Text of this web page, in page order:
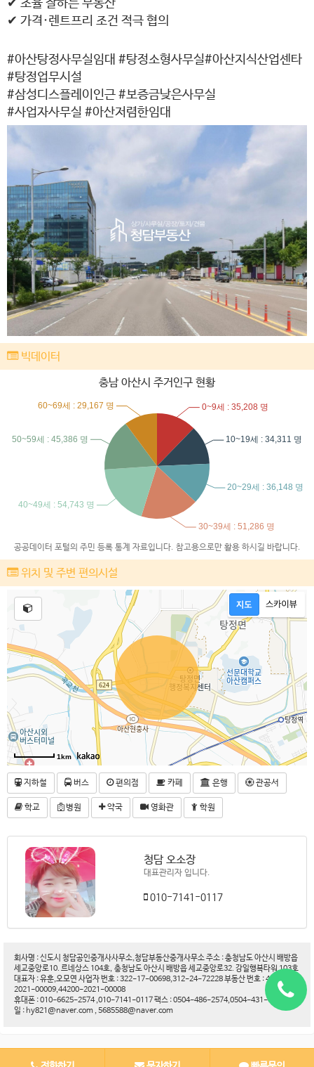
✔ 조율 잘하는 부동산
✔ 가격·렌트프리 조건 적극 협의
#아산탕정사무실임대 #탕정소형사무실#아산지식산업센타
#탕정업무시설
#삼성디스플레이인근 #보증금낮은사무실
#사업자사무실 #아산저렴한임대
빅데이터
충남 아산시 주거인구 현황
공공데이터 포털의 주민 등록 통계 자료입니다. 참고용으로만 활용 하시길 바랍니다.
위치 및 주변 편의시설
1km
지하철 버스 편의점 카페 은행 관공서
학교 병원 약국 영화관 학원
청담 오소장
대표관리자 입니다.
010-7141-0117
회사명 : 신도시 청담공인중개사사무소,청담부동산중개사무소 주소 : 충청남도 아산시 배방읍
세교중앙로10. 르네상스 104호, 충청남도 아산시 배방읍 세교중앙로32. 강일행복타워 103호
대표자 : 유훈,오모연 사업자 번호 : 322-17-00698,312-24-72228 부동산 번호 : 44200-
2021-00009,44200-2021-00008
휴대폰 : 010-6625-2574 ,010-7141-0117 팩스 : 0504-486-2574,0504-431-6188 이메
일 : hy821@naver.com , 5685588@naver.com